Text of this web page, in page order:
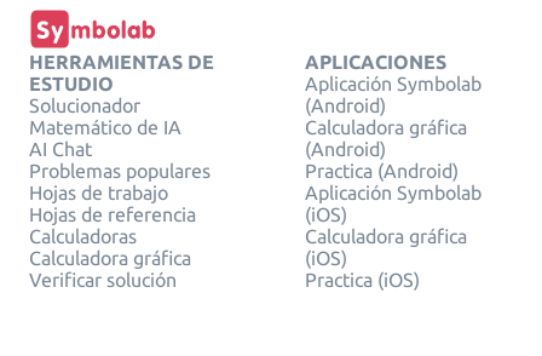
HERRAMIENTAS DE
ESTUDIO
Solucionador
Matemático de IA
AI Chat
Problemas populares
Hojas de trabajo
Hojas de referencia
Calculadoras
Calculadora gráfica
Verificar solución
APLICACIONES
Aplicación Symbolab
(Android)
Calculadora gráfica
(Android)
Practica (Android)
Aplicación Symbolab
(iOS)
Calculadora gráfica
(iOS)
Practica (iOS)